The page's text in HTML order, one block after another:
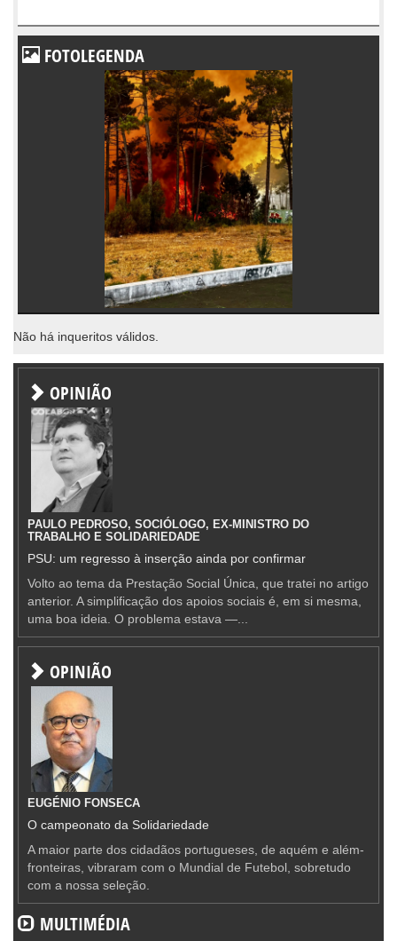
FOTOLEGENDA
Não há inqueritos válidos.
OPINIÃO
PAULO PEDROSO, SOCIÓLOGO, EX-MINISTRO DO
TRABALHO E SOLIDARIEDADE
PSU: um regresso à inserção ainda por confirmar
Volto ao tema da Prestação Social Única, que tratei no artigo
anterior. A simplificação dos apoios sociais é, em si mesma,
uma boa ideia. O problema estava —...
OPINIÃO
EUGÉNIO FONSECA
O campeonato da Solidariedade
A maior parte dos cidadãos portugueses, de aquém e além-
fronteiras, vibraram com o Mundial de Futebol, sobretudo
com a nossa seleção.
MULTIMÉDIA